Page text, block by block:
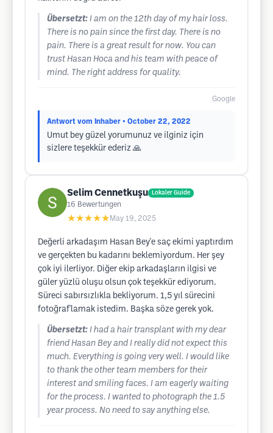
Übersetzt: I am on the 12th day of my hair loss.
There is no pain since the first day. There is no
pain. There is a great result for now. You can
trust Hasan Hoca and his team with peace of
mind. The right address for quality.
Google
Antwort vom Inhaber • October 22, 2022
Umut bey güzel yorumunuz ve ilginiz için
sizlere teşekkür ederiz 🙏
Selim Cennetkuşu Lokaler Guide
16 Bewertungen
★★★★★ May 19, 2025
Değerli arkadaşım Hasan Bey'e saç ekimi yaptırdım
ve gerçekten bu kadarını beklemiyordum. Her şey
çok iyi ilerliyor. Diğer ekip arkadaşların ilgisi ve
güler yüzlü oluşu olsun çok teşekkür ediyorum.
Süreci sabırsızlıkla bekliyorum. 1,5 yıl sürecini
fotoğraf'lamak istedim. Başka söze gerek yok.
Übersetzt: I had a hair transplant with my dear
friend Hasan Bey and I really did not expect this
much. Everything is going very well. I would like
to thank the other team members for their
interest and smiling faces. I am eagerly waiting
for the process. I wanted to photograph the 1.5
year process. No need to say anything else.